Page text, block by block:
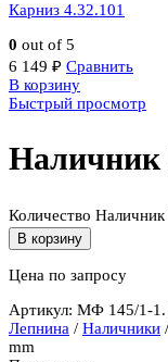
Карниз 4.32.101
0 out of 5
6 149 ₽ Сравнить
В корзину
Быстрый просмотр
Количество
В корзину
Цена по запросу
Артикул: МФ 145/1-1.
Лепнина / Наличники /
mm